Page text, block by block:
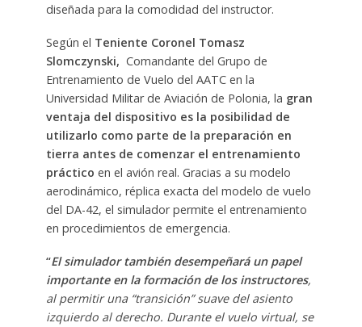
diseñada para la comodidad del instructor.
Según el Teniente Coronel Tomasz
Slomczynski, Comandante del Grupo de
Entrenamiento de Vuelo del AATC en la
Universidad Militar de Aviación de Polonia, la gran
ventaja del dispositivo es la posibilidad de
utilizarlo como parte de la preparación en
tierra antes de comenzar el entrenamiento
práctico en el avión real. Gracias a su modelo
aerodinámico, réplica exacta del modelo de vuelo
del DA-42, el simulador permite el entrenamiento
en procedimientos de emergencia.
“El simulador también desempeñará un papel
importante en la formación de los instructores,
al permitir una “transición” suave del asiento
izquierdo al derecho. Durante el vuelo virtual, se